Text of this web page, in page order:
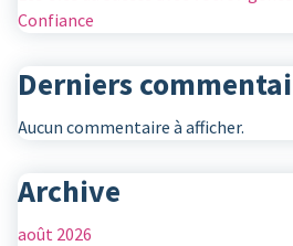
Confiance
Derniers
Aucun commentaire à afficher.
Archive
août 2026